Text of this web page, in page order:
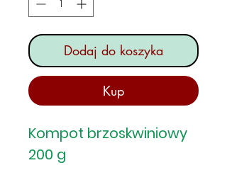
Dodaj do koszyka
Kup
Kompot brzoskwiniowy
200 g